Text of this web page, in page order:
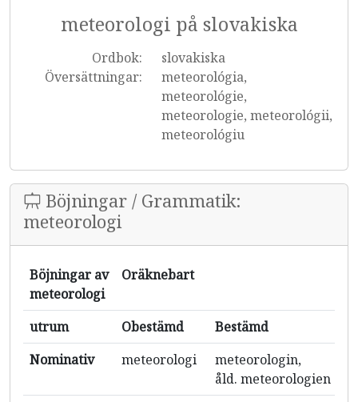
meteorologi på slovakiska
Ordbok:
slovakiska
Översättningar:
meteorológia,
meteorológie,
meteorologie, meteorológii,
meteorológiu
Böjningar / Grammatik:
meteorologi
Böjningar av
meteorologi
Oräknebart
utrum Obestämd
Bestämd
Nominativ
meteorologi
meteorologin,
åld. meteorologien